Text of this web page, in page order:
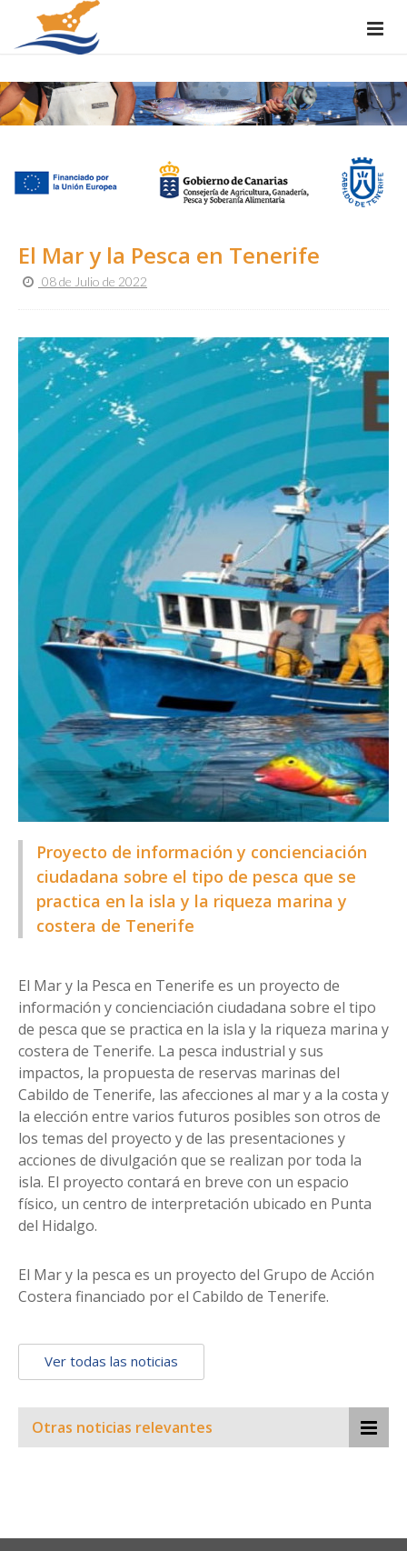
El Mar y la Pesca en Tenerife
08 de Julio de 2022
Proyecto de información y concienciación
ciudadana sobre el tipo de pesca que se
practica en la isla y la riqueza marina y
costera de Tenerife
El Mar y la Pesca en Tenerife es un proyecto de
información y concienciación ciudadana sobre el tipo
de pesca que se practica en la isla y la riqueza marina y
costera de Tenerife. La pesca industrial y sus
impactos, la propuesta de reservas marinas del
Cabildo de Tenerife, las afecciones al mar y a la costa y
la elección entre varios futuros posibles son otros de
los temas del proyecto y de las presentaciones y
acciones de divulgación que se realizan por toda la
isla. El proyecto contará en breve con un espacio
físico, un centro de interpretación ubicado en Punta
del Hidalgo.
El Mar y la pesca es un proyecto del Grupo de Acción
Costera financiado por el Cabildo de Tenerife.
Ver todas las noticias
Otras noticias relevantes